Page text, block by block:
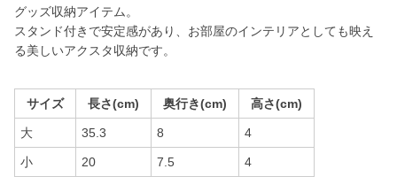
グッズ収納アイテム。
スタンド付きで安定感があり、お部屋のインテリアとしても映え
る美しいアクスタ収納です。
サイズ 長さ(cm) 奥行き(cm) 高さ(cm)
大 35.3 8 4
小 20 7.5 4